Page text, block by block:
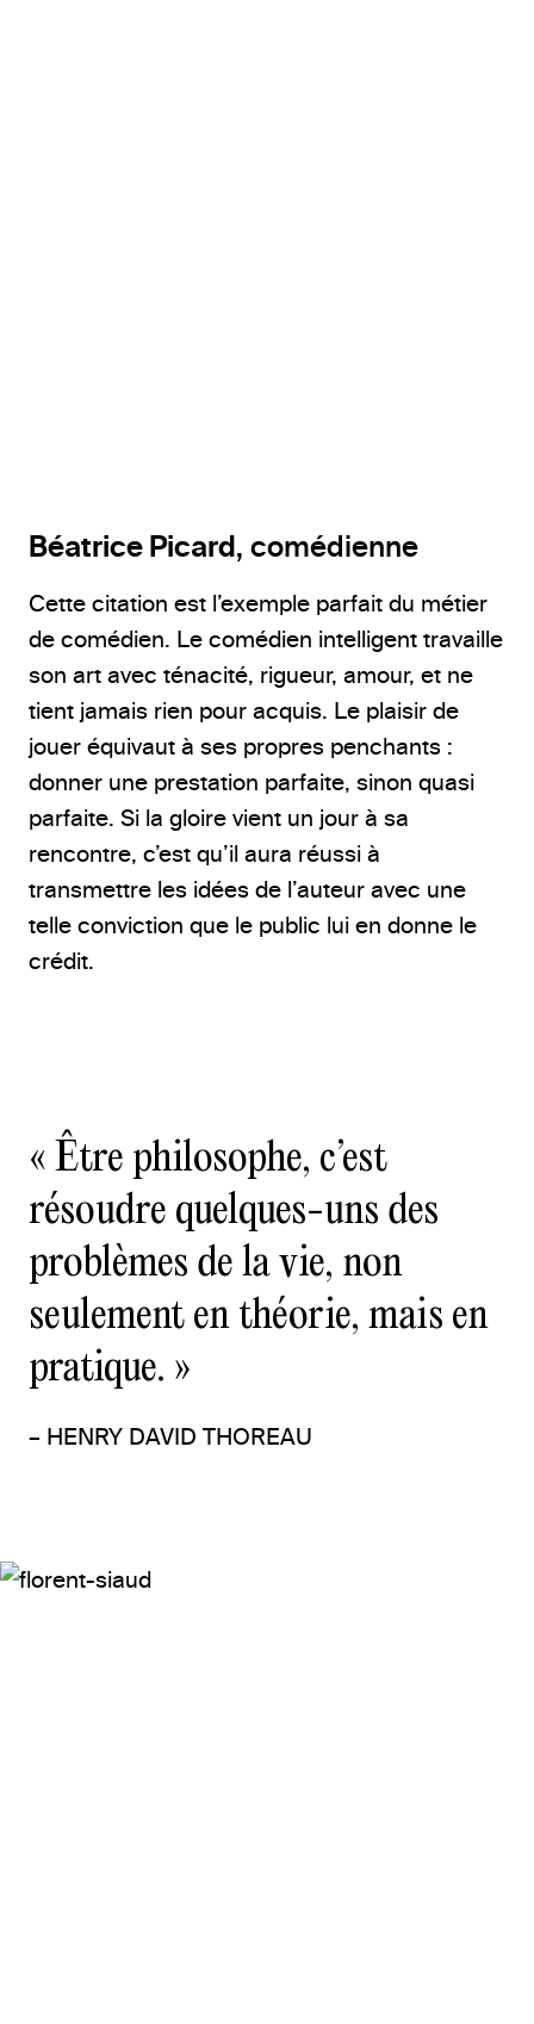
Béatrice Picard , comédienne
Cette citation est l’exemple parfait du métier
de comédien. Le comédien intelligent travaille
son art avec ténacité, rigueur, amour, et ne
tient jamais rien pour acquis. Le plaisir de
jouer équivaut à ses propres penchants :
donner une prestation parfaite, sinon quasi
parfaite. Si la gloire vient un jour à sa
rencontre, c’est qu’il aura réussi à
transmettre les idées de l’auteur avec une
telle conviction que le public lui en donne le
crédit.
« Être philosophe, c’est
résoudre quelques-uns des
problèmes de la vie, non
seulement en théorie, mais en
pratique. »
– HENRY DAVID THOREAU